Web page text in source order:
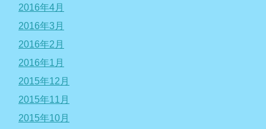
2016年4月
2016年3月
2016年2月
2016年1月
2015年12月
2015年11月
2015年10月